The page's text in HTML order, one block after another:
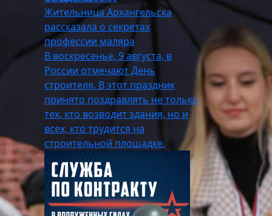
Жительница Архангельска
рассказала о секретах
профессии маляра
В воскресенье, 9 августа, в
России отмечают День
строителя. В этот праздник
принято поздравлять не только
тех, кто возводит здания, но и
всех, кто трудится на
строительной площадке.